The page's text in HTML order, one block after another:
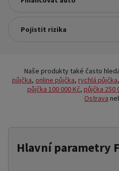
Nakupovat na splátky
Financovat auto
Pojistit rizika
Naše produkty také často
půjčka, online půjčka, rychlá půjčka,
půjčka 100 000 Kč, půjčka 250
Ostrava
Hlavní parametry